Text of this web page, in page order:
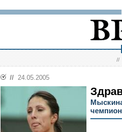
//
// 24.05.2005